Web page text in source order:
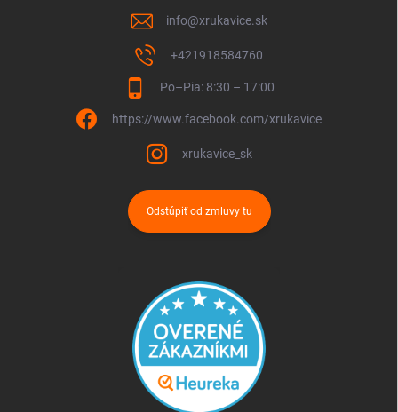
info@xrukavice.sk
+421918584760
Po–Pia: 8:30 – 17:00
https://www.facebook.com/xrukavice
xrukavice_sk
Odstúpiť od zmluvy tu